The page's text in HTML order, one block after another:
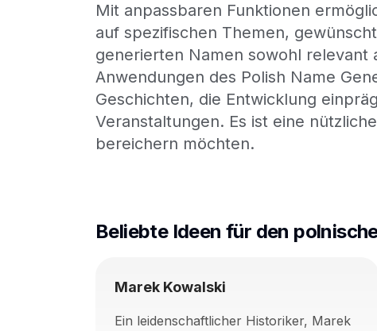
Mit anpassbaren Funktionen
auf spezifischen Themen,
generierten Namen sowohl relevant
Anwendungen des Polish Name
Geschichten, die Entwicklung
Veranstaltungen. Es ist eine
bereichern möchten.
Beliebte Ideen für den
Marek Kowalski
Ein leidenschaftlicher Historiker, Marek